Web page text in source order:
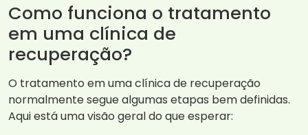
Como funciona o tratamento
em uma clínica de
recuperação?
O tratamento em uma clínica de recuperação
normalmente segue algumas etapas bem definidas.
Aqui está uma visão geral do que esperar: